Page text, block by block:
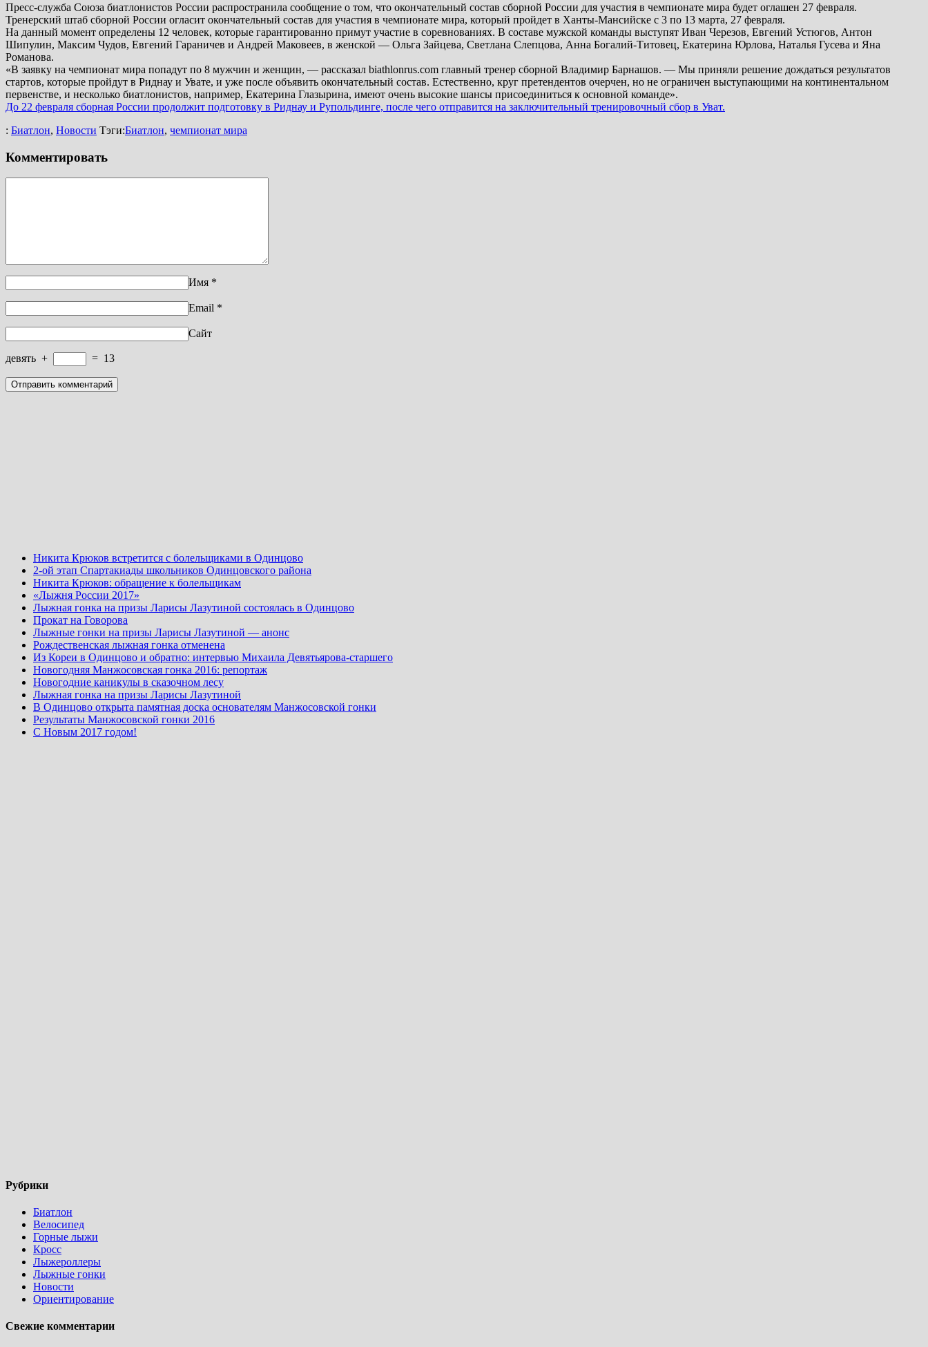
Пресс-служба Союза биатлонистов России распространила сообщение о том, что окончательный состав сборной России для участия в чемпионате мира будет оглашен 27 февраля.
Тренерский штаб сборной России огласит окончательный состав для участия в чемпионате мира, который пройдет в Ханты-Мансийске с 3 по 13 марта, 27 февраля.
На данный момент определены 12 человек, которые гарантированно примут участие в соревнованиях. В составе мужской команды выступят Иван Черезов, Евгений Устюгов, Антон
Шипулин, Максим Чудов, Евгений Гараничев и Андрей Маковеев, в женской — Ольга Зайцева, Светлана Слепцова, Анна Богалий-Титовец, Екатерина Юрлова, Наталья Гусева и Яна
Романова.
«В заявку на чемпионат мира попадут по 8 мужчин и женщин, — рассказал biathlonrus.com главный тренер сборной Владимир Барнашов. — Мы приняли решение дождаться результатов
стартов, которые пройдут в Риднау и Увате, и уже после объявить окончательный состав. Естественно, круг претендентов очерчен, но не ограничен выступающими на континентальном
первенстве, и несколько биатлонистов, например, Екатерина Глазырина, имеют очень высокие шансы присоединиться к основной команде».
До 22 февраля сборная России продолжит подготовку в Риднау и Рупольдинге, после чего отправится на заключительный тренировочный сбор в Уват.
: Биатлон, Новости Тэги:Биатлон, чемпионат мира
Комментировать
Имя *
Email *
Сайт
девять + = 13
Никита Крюков встретится с болельщиками в Одинцово
2-ой этап Спартакиады школьников Одинцовского района
Никита Крюков: обращение к болельщикам
«Лыжня России 2017»
Лыжная гонка на призы Ларисы Лазутиной состоялась в Одинцово
Прокат на Говорова
Лыжные гонки на призы Ларисы Лазутиной — анонс
Рождественская лыжная гонка отменена
Из Кореи в Одинцово и обратно: интервью Михаила Девятьярова-старшего
Новогодняя Манжосовская гонка 2016: репортаж
Новогодние каникулы в сказочном лесу
Лыжная гонка на призы Ларисы Лазутиной
В Одинцово открыта памятная доска основателям Манжосовской гонки
Результаты Манжосовской гонки 2016
С Новым 2017 годом!
Рубрики
Биатлон
Велосипед
Горные лыжи
Кросс
Лыжероллеры
Лыжные гонки
Новости
Ориентирование
Свежие комментарии